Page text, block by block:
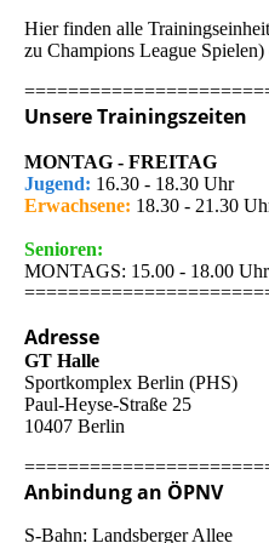
Hier finden alle
zu Champions League Spielen)
Unsere Trainingszeiten
MONTAG - FREITAG
Jugend: 16.30 - 18.30 Uhr
Erwachsene: 18.30 - 21.30
Senioren:
MONTAGS: 15.00 - 18.00 Uhr
Adresse
GT Halle
Sportkomplex Berlin (PHS)
Paul-Heyse-Straße 25
10407 Berlin
Anbindung an ÖPNV
S-Bahn: Landsberger Allee